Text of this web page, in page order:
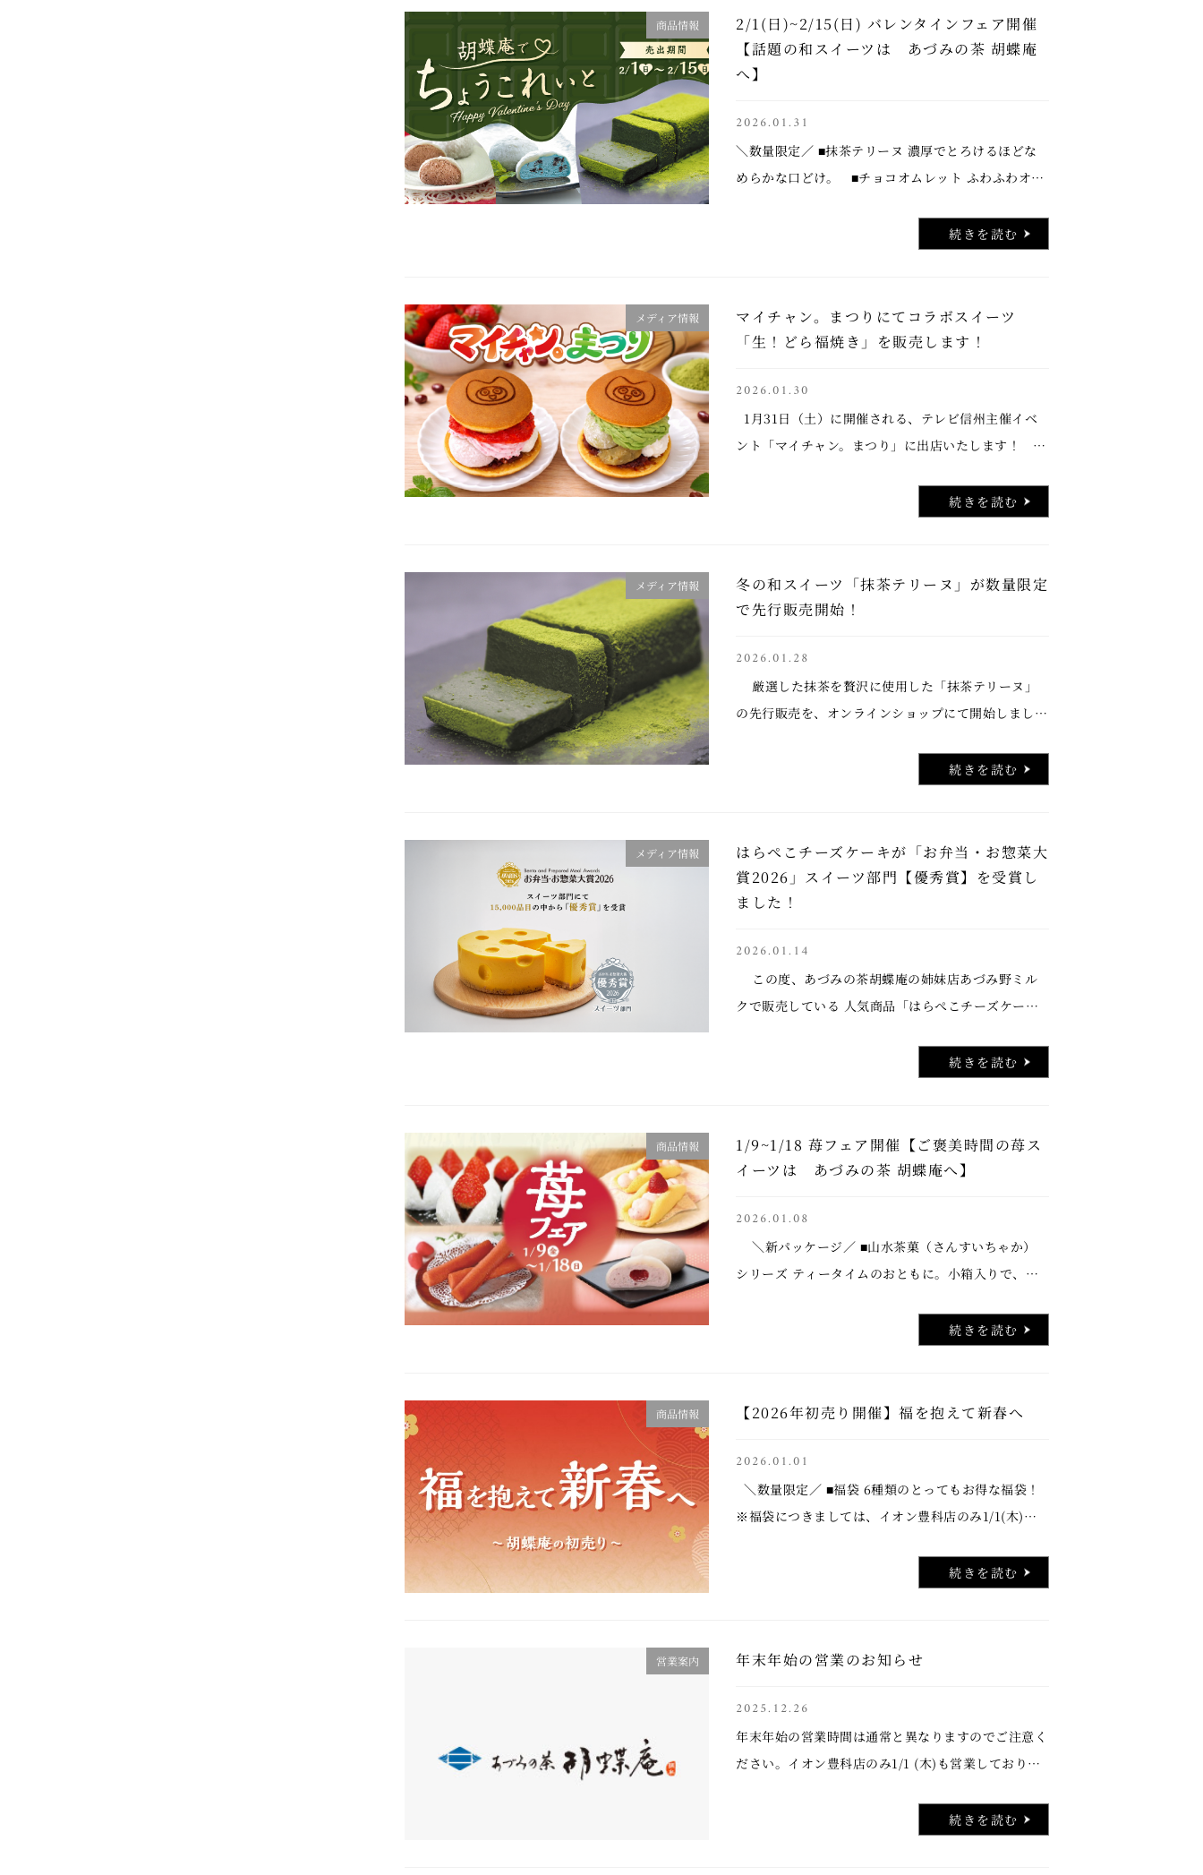
商品情報
2/1(日)~2/15(日) バレンタインフェア開催
【話題の和スイーツは あづみの茶 胡蝶庵
へ】
2026.01.31
＼数量限定／ ■抹茶テリーヌ 濃厚でとろけるほどな
めらかな口どけ。 ■チョコオムレット ふわふわオム
あなたはどっち派？／ ■とろけるチョコミント …..
続きを読む
メディア情報
マイチャン。まつりにてコラボスイーツ
「生！どら福焼き」を販売します！
2026.01.30
1月31日（土）に開催される、テレビ信州主催イベ
ント「マイチャン。まつり」に出店いたします！ そ
ーツ「生！どら福焼き」を販売します。 &nb …..
続きを読む
メディア情報
冬の和スイーツ「抹茶テリーヌ」が数量限定
で先行販売開始！
2026.01.28
厳選した抹茶を贅沢に使用した「抹茶テリーヌ」
の先行販売を、オンラインショップにて開始しまし
『anan』（No.2479号／チョコレートLOVE2026
続きを読む
メディア情報
はらぺこチーズケーキが「お弁当・お惣菜大
賞2026」スイーツ部門【優秀賞】を受賞し
ました！
2026.01.14
この度、あづみの茶胡蝶庵の姉妹店あづみ野ミル
クで販売している 人気商品「はらぺこチーズケー
当・お惣菜大賞2026」スイーツ部門において【優秀
続きを読む
商品情報
1/9~1/18 苺フェア開催【ご褒美時間の苺ス
イーツは あづみの茶 胡蝶庵へ】
2026.01.08
＼新パッケージ／ ■山水茶菓（さんすいちゃか）
シリーズ ティータイムのおともに。小箱入りで、ち
続きを読む
商品情報 【2026年初売り開催】福を抱えて新春へ
2026.01.01
＼数量限定／ ■福袋 6種類のとってもお得な福袋！
※福袋につきましては、イオン豊科店のみ1/1(木)よ
なります。 ＼新年限定／ ■干支ど …..続きを読む
営業案内 年末年始の営業のお知らせ
2025.12.26
年末年始の営業時間は通常と異なりますのでご注意く
ださい。イオン豊科店のみ1/1 (木)も営業しておりま
うございました。今年もあづみの茶胡蝶庵のお茶とお
続きを読む